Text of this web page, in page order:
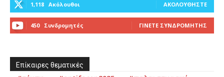
1,118 Ακόλουθοι ΑΚΟΛΟΥΘΉΣΤΕ
450 Συνδρομητές ΓΊΝΕΤΕ ΣΥΝΔΡΟΜΗΤΉΣ
Επίκαιρες θεματικές